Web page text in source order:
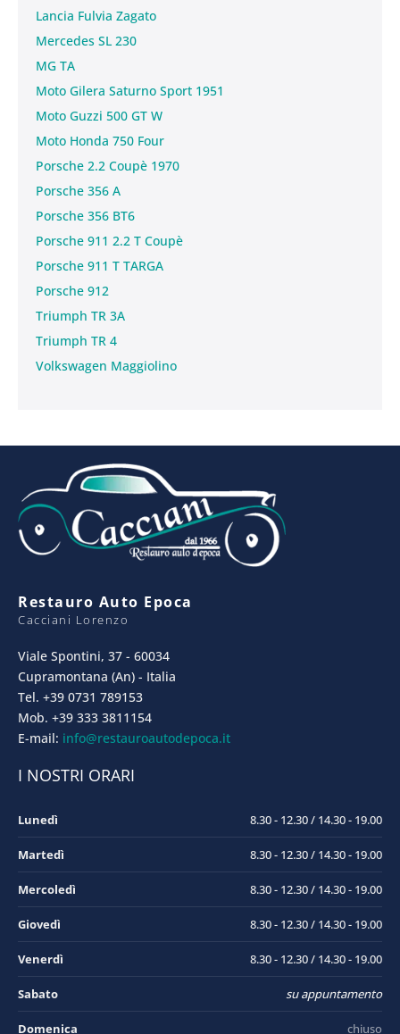
Lancia Fulvia Zagato
Mercedes SL 230
MG TA
Moto Gilera Saturno Sport 1951
Moto Guzzi 500 GT W
Moto Honda 750 Four
Porsche 2.2 Coupè 1970
Porsche 356 A
Porsche 356 BT6
Porsche 911 2.2 T Coupè
Porsche 911 T TARGA
Porsche 912
Triumph TR 3A
Triumph TR 4
Volkswagen Maggiolino
Restauro Auto Epoca
Cacciani Lorenzo
Viale Spontini, 37 - 60034
Cupramontana (An) - Italia
Tel. +39 0731 789153
Mob. +39 333 3811154
E-mail: info@restauroautodepoca.it
I NOSTRI ORARI
Lunedì 8.30 - 12.30 / 14.30 - 19.00
Martedì 8.30 - 12.30 / 14.30 - 19.00
Mercoledì 8.30 - 12.30 / 14.30 - 19.00
Giovedì 8.30 - 12.30 / 14.30 - 19.00
Venerdì 8.30 - 12.30 / 14.30 - 19.00
Sabato su appuntamento
Domenica chiuso